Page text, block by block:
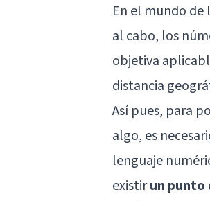
En el mundo de
al cabo, los
objetiva
distancia
Así pues, para
algo, es
lenguaje
existirun punto